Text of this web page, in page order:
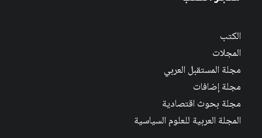
الكتب
المجلات
مجلة المستقبل العربي
مجلة إضافات
مجلة بحوث اقتصادية
المجلة العربية للعلوم السياسية